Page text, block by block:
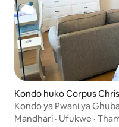
Kondo huko Corpus
Kondo ya Pwani ya
Mandhari · Ufukwe ·